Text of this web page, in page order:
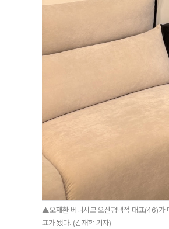
▲오재환 베니시모 오산평택점 대표(46)가
표가 됐다. (김재학 기자)